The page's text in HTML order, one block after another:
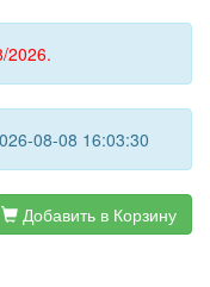
2026.
08-08 16:03:30
Добавить в Корзину